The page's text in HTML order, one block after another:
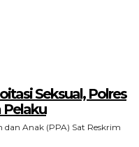
Seksual, Polres
Pelaku
Anak (PPA) Sat Reskrim